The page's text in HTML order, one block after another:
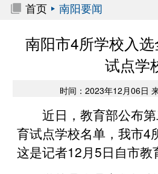
首页
南阳要闻
南阳市4所学校入
试点学
时间：2023年12月06日
近日，教育部公布
育试点学校名单，我市4
这是记者12月5日自市教